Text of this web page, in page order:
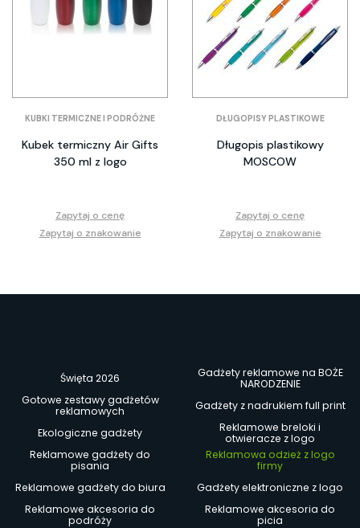
KUBKI TERMICZNE I PODRÓŻNE
Kubek termiczny Air Gifts
350 ml z logo
Zapytaj o cenę
Zapytaj o znakowanie
DŁUGOPISY PLASTIKOWE
Długopis plastikowy
MOSCOW
Zapytaj o cenę
Zapytaj o znakowanie
Święta 2026
Gadżety reklamowe na BOŻE
NARODZENIE
Gotowe zestawy gadżetów
reklamowych
Gadżety z nadrukiem full print
Ekologiczne gadżety
Reklamowe breloki i
otwieracze z logo
Reklamowe gadżety do
pisania
Reklamowa odzież z logo
firmy
Reklamowe gadżety do biura
Gadżety elektroniczne z logo
Reklamowe akcesoria do
podróży
Reklamowe akcesoria do
picia